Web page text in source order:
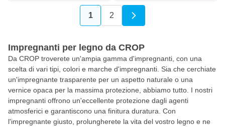
Attualmente stai leggendo la
1 Pagina
2
Impregnanti per legno da CROP
Da CROP troverete un'ampia gamma d'impregnanti, con una
scelta di vari tipi, colori e marche d'impregnanti. Sia che cerchiate
un'impregnante trasparente per un aspetto naturale o una
vernice opaca per la massima protezione, abbiamo tutto. I nostri
impregnanti offrono un'eccellente protezione dagli agenti
atmosferici e garantiscono una finitura duratura. Con
l'impregnante giusto, prolungherete la vita del vostro legno e ne